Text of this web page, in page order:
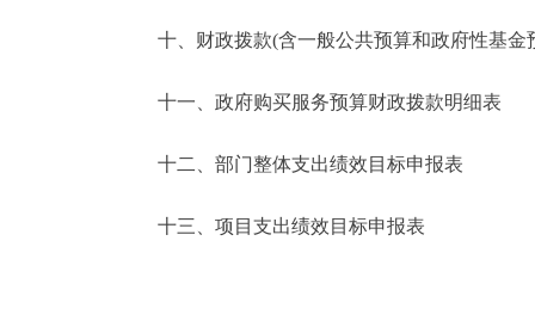
十、财政拨款(含一般公共预算和政府性基金
十一、政府购买服务预算财政拨款明细表
十二、部门整体支出绩效目标申报表
十三、项目支出绩效目标申报表